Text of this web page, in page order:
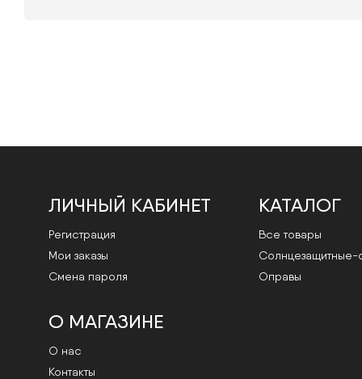
ЛИЧНЫЙ КАБИНЕТ
Регистрация
Мои заказы
Смена пароля
КАТАЛОГ
Все товары
Cолнцезащитные-
Оправы
О МАГАЗИНЕ
О нас
Контакты